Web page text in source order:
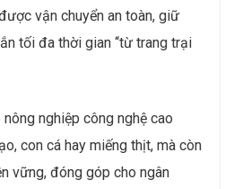
vận chuyển an toàn, giữ
tối đa thời gian “từ trang trại
nông nghiệp công nghệ cao
con cá hay miếng thịt, mà còn
vững, đóng góp cho ngân